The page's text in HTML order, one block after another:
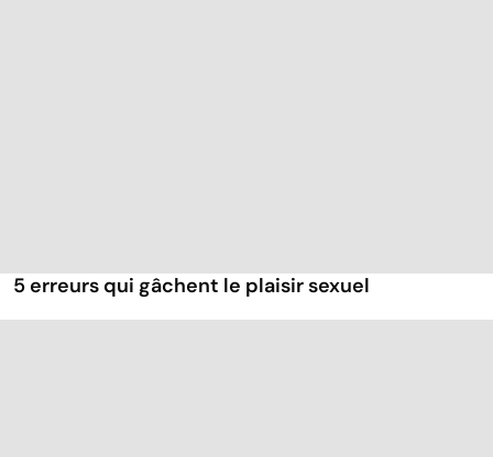
5 erreurs qui gâchent le plaisir sexuel